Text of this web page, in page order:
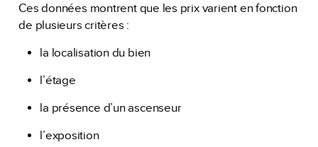
Ces données montrent que les prix varient en fonction
de plusieurs critères :
la localisation du bien
l’étage
la présence d’un ascenseur
l’exposition